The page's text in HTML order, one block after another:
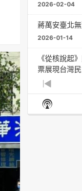
2026-02-04
蔣萬安臺北
2026-01-14
《從核說起
票展現台灣
2025-08-11
大罷免凸
2025-07-05
Previous
Show
Podcast